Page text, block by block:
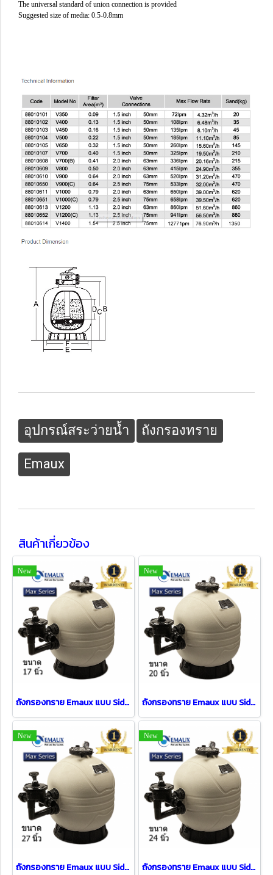
The universal standard of union connection is provided
Suggested size of media: 0.5-0.8mm
อุปกรณ์สระว่ายน้ำ ถังกรองทราย
Emaux
สินค้าเกี่ยวข้อง
New
ถังกรองทราย Emaux แบบ Side mount รุ่น FT-MFS17 (17")
New
ถังกรองทราย Emaux แบบ Side mount รุ่น FT-MFS20 (20")
New
ถังกรองทราย Emaux แบบ Side mount รุ่น FT-MFS27 (27")
New
ถังกรองทราย Emaux แบบ Side mount รุ่น FT-MFS24 (24")